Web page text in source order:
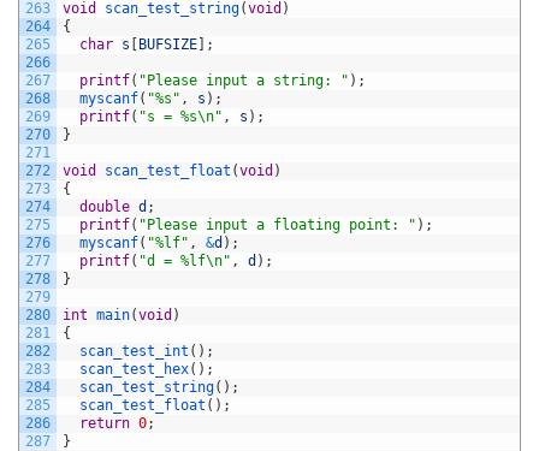
263
264
265
266
267
268
269
270
271
272
273
274
275
276
277
278
279
280
281
282
283
284
285
286
287
void scan_test_string(void )
{
char s BUFSIZE ;
printf( "Please input a string: " ) ;
myscanf( "%s" , s ) ;
printf( "s = %s\n" , s ) ;
}
void scan_test_float (void )
{
double d ;
printf( "Please input a floating point: " ) ;
myscanf( "%lf" , &d ) ;
printf( "d = %lf\n" , d ) ;
}
int main(void )
{
scan_test_int ( ) ;
scan_test_hex( ) ;
scan_test_string( ) ;
scan_test_float ( ) ;
return 0;
}